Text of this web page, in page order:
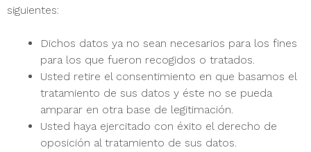
siguientes:
Dichos datos ya no sean necesarios para los fines
para los que fueron recogidos o tratados.
Usted retire el consentimiento en que basamos el
tratamiento de sus datos y éste no se pueda
amparar en otra base de legitimación.
Usted haya ejercitado con éxito el derecho de
oposición al tratamiento de sus datos.